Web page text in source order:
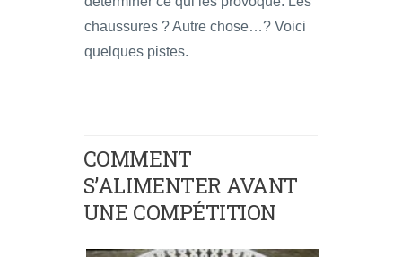
chaussures ? Autre chose…? Voici
quelques pistes.
COMMENT
S’ALIMENTER AVANT
UNE COMPÉTITION